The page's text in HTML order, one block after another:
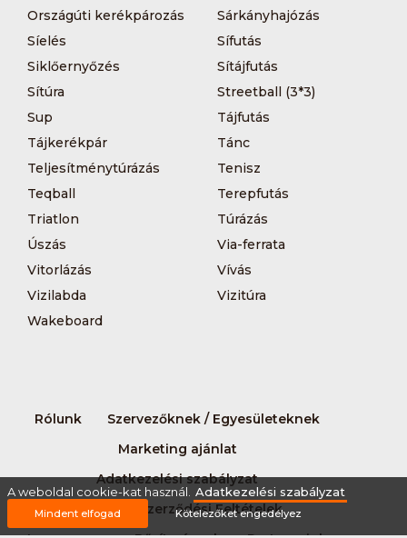
Országúti kerékpározás
Sárkányhajózás
Síelés
Sífutás
Siklőernyőzés
Sítájfutás
Sítúra
Streetball (3*3)
Sup
Tájfutás
Tájkerékpár
Tánc
Teljesítménytúrázás
Tenisz
Teqball
Terepfutás
Triatlon
Túrázás
Úszás
Via-ferrata
Vitorlázás
Vívás
Vizilabda
Vizitúra
Wakeboard
Rólunk
Szervezőknek / Egyesületeknek
Marketing ajánlat
Adatkezelési szabályzat
Általános Szerződési Feltételek
A weboldal cookie-kat használ. Adatkezelési szabályzat
Mindent elfogad Kötelezőket engedélyez